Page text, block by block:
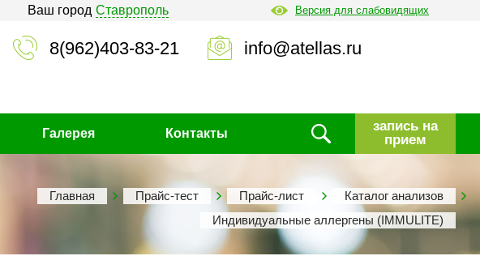
Ваш город Ставрополь Версия для слабовидящих
8(962)403-83-21 info@atellas.ru
Галерея Контакты
запись на
прием
Главная Прайс-тест Прайс-лист
Каталог анализов
Индивидуальные аллергены (IMMULITE)